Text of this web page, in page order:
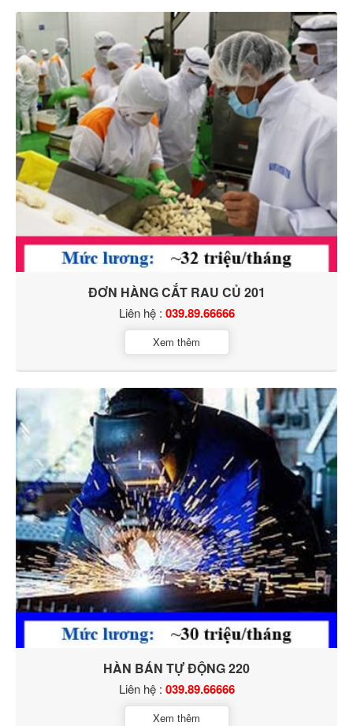
ĐƠN HÀNG CẮT RAU CỦ 201
Liên hệ : 039.89.66666
Xem thêm
HÀN BÁN TỰ ĐỘNG 220
Liên hệ : 039.89.66666
Xem thêm